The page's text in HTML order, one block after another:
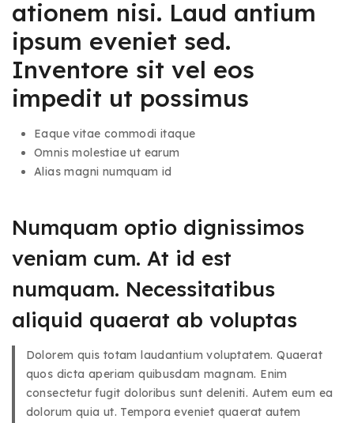
ationem nisi. Laud antium
ipsum eveniet sed.
Inventore sit vel eos
impedit ut possimus
Eaque vitae commodi itaque
Omnis molestiae ut earum
Alias magni numquam id
Numquam optio dignissimos
veniam cum. At id est
numquam. Necessitatibus
aliquid quaerat ab voluptas
Dolorem quis totam laudantium voluptatem. Quaerat
quos dicta aperiam quibusdam magnam. Enim
consectetur fugit doloribus sunt deleniti. Autem eum ea
dolorum quia ut. Tempora eveniet quaerat autem